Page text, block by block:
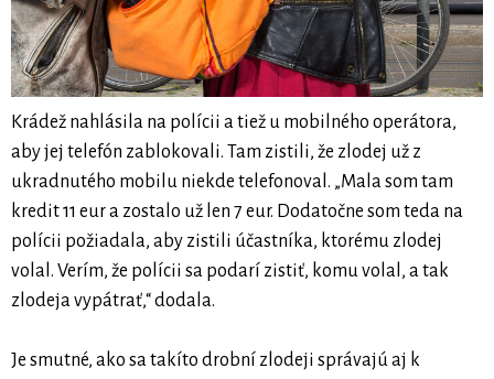
Krádež nahlásila na polícii a tiež u mobilného operátora,
aby jej telefón zablokovali. Tam zistili, že zlodej už z
ukradnutého mobilu niekde telefonoval. „Mala som tam
kredit 11 eur a zostalo už len 7 eur. Dodatočne som teda na
polícii požiadala, aby zistili účastníka, ktorému zlodej
volal. Verím, že polícii sa podarí zistiť, komu volal, a tak
zlodeja vypátrať,“ dodala.
Je smutné, ako sa takíto drobní zlodeji správajú aj k